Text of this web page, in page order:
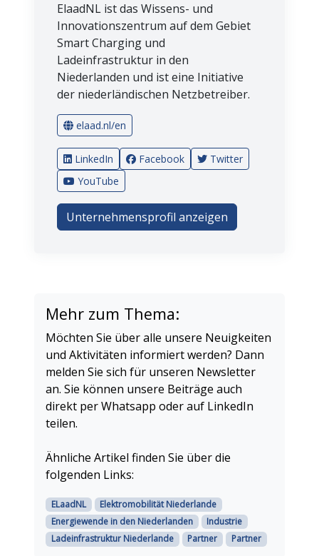
ElaadNL ist das Wissens- und
Innovationszentrum auf dem Gebiet
Smart Charging und
Ladeinfrastruktur in den
Niederlanden und ist eine Initiative
der niederländischen Netzbetreiber.
elaad.nl/en
LinkedIn Facebook
Twitter
YouTube
Unternehmensprofil anzeigen
Mehr zum Thema:
Möchten Sie über alle unsere Neuigkeiten
und Aktivitäten informiert werden? Dann
melden Sie sich für unseren Newsletter
an. Sie können unsere Beiträge auch
direkt per Whatsapp oder auf LinkedIn
teilen.
Ähnliche Artikel finden Sie über die
folgenden Links:
ELaadNL
Elektromobilität Niederlande
Energiewende in den Niederlanden
Industrie
Ladeinfrastruktur Niederlande
Partner Partner